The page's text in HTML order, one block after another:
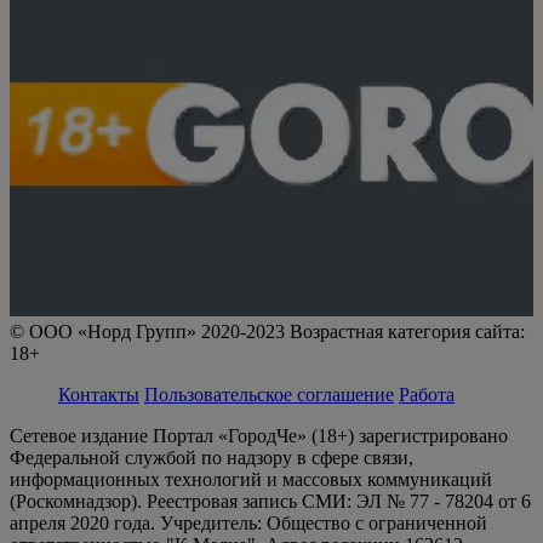
© ООО «Норд Групп» 2020-2023 Возрастная категория сайта:
18+
Контакты Пользовательское соглашение Работа
Сетевое издание Портал «ГородЧе» (18+) зарегистрировано
Федеральной службой по надзору в сфере связи,
информационных технологий и массовых коммуникаций
(Роскомнадзор). Реестровая запись СМИ: ЭЛ № 77 - 78204 от 6
апреля 2020 года. Учредитель: Общество с ограниченной